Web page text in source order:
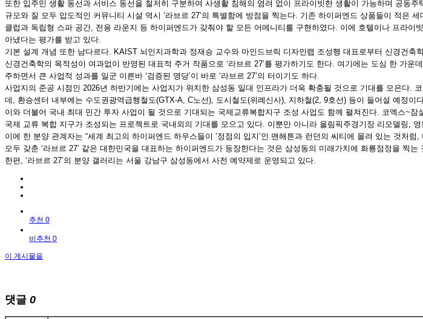
또한 입주민 생활 동선과 서비스 동선을 철저히 구분하여 사생활 침해의 염려 없이 프라이빗한 생활이 가능하며 공동
규모와 질 모두 압도적인 커뮤니티 시설 역시 ‘라브르 27’의 특별함에 방점을 찍는다. 기존 하이퍼엔드 상품들이 적은
클럽과 독립형 스파 공간, 전용 라운지 등 하이퍼엔드가 갖춰야 할 모든 어메니티를 구현하였다. 이에 호텔이나 프라
아냈다는 평가를 받고 있다.
기본 설계 개념 또한 남다르다. KAIST 뇌인지과학과 정재승 교수와 마인드브릭 디자인랩 조성행 대표로부터 신경건
신경건축학의 목적성이 여과없이 반영된 대표적 주거 작품으로 ‘라브르 27’를 평가하기도 한다. 여기에는 도심 한 가
주하면서 큰 사업적 성과를 일군 이른바 ‘검증된 명당’이 바로 ‘라브르 27’의 터이기도 하다.
사업지의 준공 시점인 2026년 하반기에는 사업지가 위치한 삼성동 일대 인프라가 더욱 확충될 것으로 기대를 모은다.
데, 환승센터 내부에는 수도권광역급행철도(GTX-A, C노선), 도시철도(위례신사), 지하철(2, 9호선) 등이 들어설 예정이
이와 더불어 국내 최대 민간 투자 사업이 될 것으로 기대되는 국제교류복합지구 조성 사업도 함께 펼쳐진다. 코엑스~
국제 교류 복합 지구가 조성되는 프로젝트로 국내외의 기대를 모으고 있다. 이뿐만 아니라 올림픽주경기장 리모델링,
이에 한 분양 관계자는 “세계 최고의 하이퍼엔드 하우스들이 ‘정점의 입지’인 맨해튼과 런던의 씨티에 몰려 있는 것처
모두 갖춘 ‘라브르 27’ 같은 대한민국을 대표하는 하이퍼엔드가 등장한다는 것은 삼성동의 미래가치에 화룡점정을 찍는
한편, ‘라브르 27’의 분양 갤러리는 서울 강남구 삼성동에서 사전 예약제로 운영되고 있다.
추천 0
비추천 0
이 게시물을
댓글 0